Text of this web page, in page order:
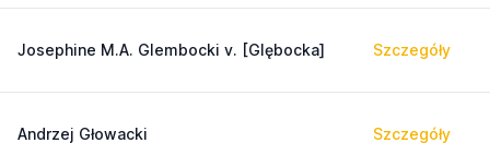
Josephine M.A. Glembocki v. [Glębocka] Szczegóły
Andrzej Głowacki Szczegóły